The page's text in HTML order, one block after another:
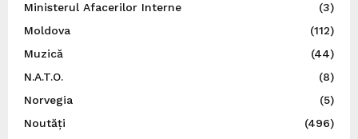
Ministerul Afacerilor Interne
(3)
Moldova
(112)
Muzică
(44)
N.A.T.O.
(8)
Norvegia
(5)
Noutăți
(496)